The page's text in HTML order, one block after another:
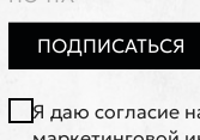
ПОДПИСАТЬСЯ
Я даю согласие